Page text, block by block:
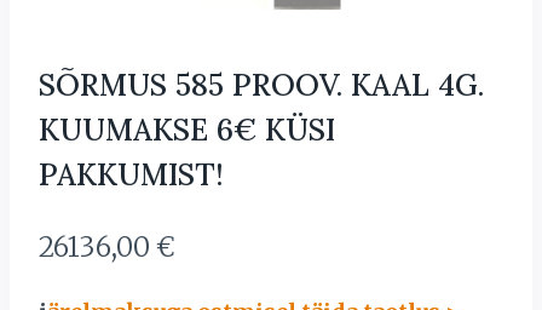
SÕRMUS 585 PROOV. KAAL 4G.
KUUMAKSE 6€ KÜSI
PAKKUMIST!
26136,00 €